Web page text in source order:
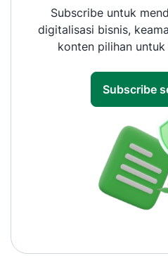
Subscribe untuk
digitalisasi bisnis,
konten pilihan
Subscribe